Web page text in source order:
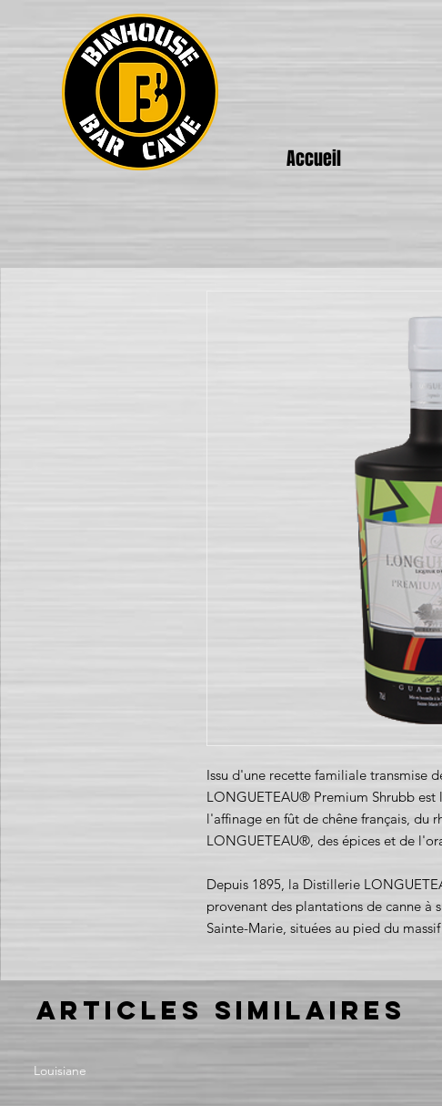
Accueil
Issu d'une recette familiale transmise
LONGUETEAU® Premium Shrubb
l'affinage en fût de chêne français, du
LONGUETEAU®, des épices et de
Depuis 1895, la Distillerie
provenant des plantations de canne à
Sainte-Marie, situées au pied du
Articles similaires
Louisiane